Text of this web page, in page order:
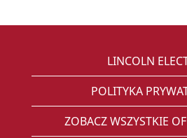
LINCOLN
POLITYKA
ZOBACZ WSZYSTKIE